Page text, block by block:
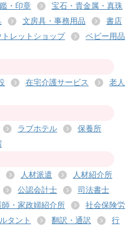
・印章
宝石・貴金属・真珠
文房具・事務用品
書店
トレットショップ
ベビー用品
在宅介護サービス
老人
ラブホテル
保養所
人材派遣
人材紹介所
公認会計士
司法書士
・家政婦紹介所
社会保険労
タント 翻訳・通訳
行